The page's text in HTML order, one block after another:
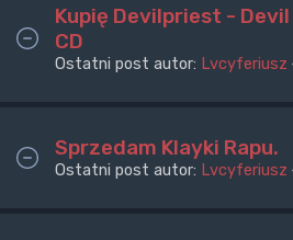
Kupię Devilpriest -
CD
Ostatni post autor: Lvcyferiusz
Sprzedam Klayki Rapu.
Ostatni post autor: Lvcyferiusz